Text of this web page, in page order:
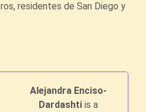
residentes de San Diego y
Alejandra Enciso-
Dardashti is a